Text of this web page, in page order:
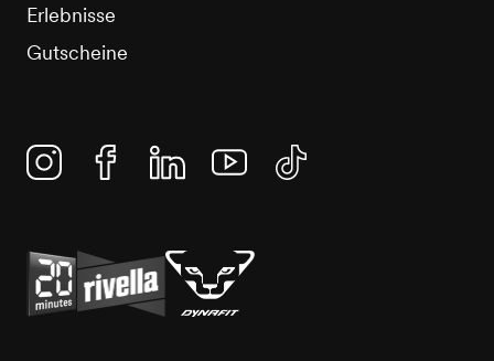
Erlebnisse
Gutscheine